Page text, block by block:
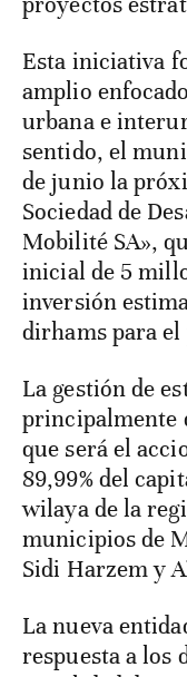
Esta iniciativa
amplio
urbana e
sentido, el
de junio la
Sociedad de
Mobilité SA»,
inicial de 5
inversión
dirhams para
La gestión de
principalmente
que será el
89,99% del
wilaya de la
municipios de
Sidi Harzem y
La nueva
respuesta a los